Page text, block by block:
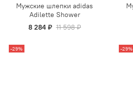
Мужские шлепки adidas
Adilette Shower
8 284 ₽ 11 598 ₽
-29% -29%